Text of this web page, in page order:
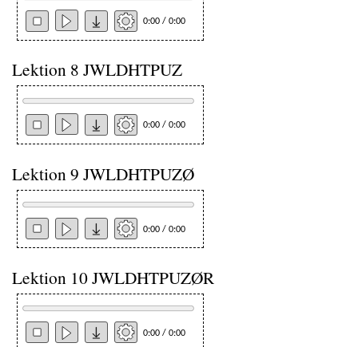
0:00 / 0:00
Lektion 8 JWLDHTPUZ
0:00 / 0:00
Lektion 9 JWLDHTPUZØ
0:00 / 0:00
Lektion 10 JWLDHTPUZØR
0:00 / 0:00